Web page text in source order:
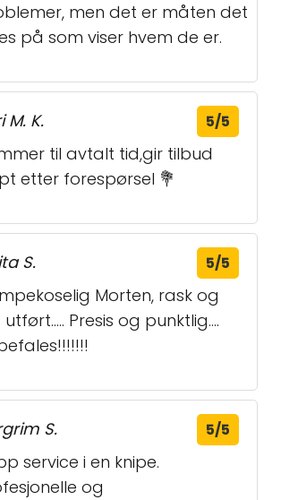
men det er måten det
på som viser hvem de er.
M. K. 5/5
til avtalt tid,gir tilbud
etter forespørsel 💐
S. 5/5
Morten, rask og
Presis og punktlig....
S. 5/5
service i en knipe.
og